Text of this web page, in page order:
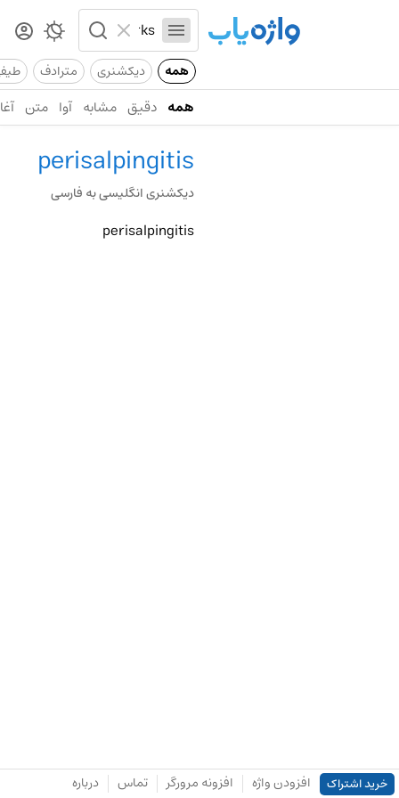
همه دیکشنری مترادف
همه دقیق مشابه آوا متن
perisalpingitis
دیکشنری انگلیسی به فارسی
perisalpingitis
خرید اشتراک افزودن واژه افزونه مرورگر تماس درباره